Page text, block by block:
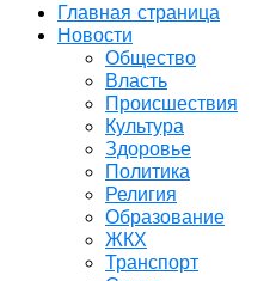
Главная страница
Новости
Общество
Власть
Происшествия
Культура
Здоровье
Политика
Религия
Образование
ЖКХ
Транспорт